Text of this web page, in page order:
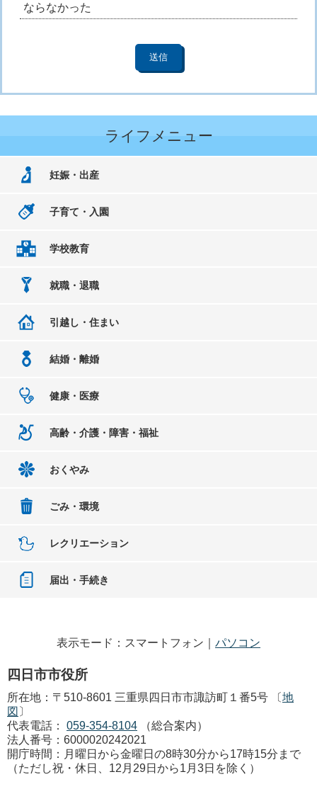
ならなかった
ライフメニュー
妊娠・出産
子育て・入園
学校教育
就職・退職
引越し・住まい
結婚・離婚
健康・医療
高齢・介護・障害・福祉
おくやみ
ごみ・環境
レクリエーション
届出・手続き
表示モード：スマートフォン｜ パソコン
四日市市役所
所在地：〒510-8601 三重県四日市市諏訪町１番5号 〔地
図 〕
代表電話：
059-354-8104
（総合案内）
法人番号：6000020242021
開庁時間：月曜日から金曜日の8時30分から17時15分まで
（ただし祝・休日、12月29日から1月3日を除く）